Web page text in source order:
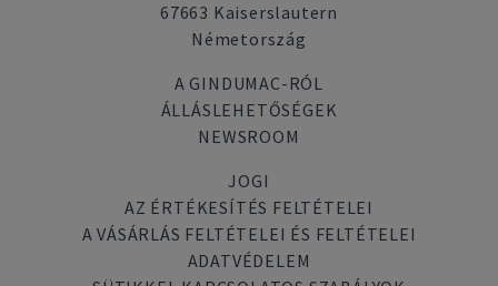
67663 Kaiserslautern
Németország
A GINDUMAC-RÓL
ÁLLÁSLEHETŐSÉGEK
NEWSROOM
JOGI
AZ ÉRTÉKESÍTÉS FELTÉTELEI
A VÁSÁRLÁS FELTÉTELEI ÉS FELTÉTELEI
ADATVÉDELEM